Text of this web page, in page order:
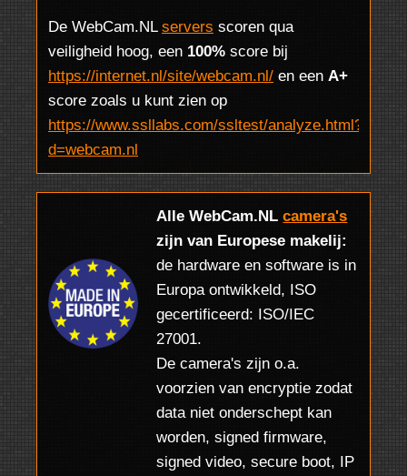
De WebCam.NL servers scoren qua
veiligheid hoog, een 100% score bij
https://internet.nl/site/webcam.nl/ en een A+
score zoals u kunt zien op
https://www.ssllabs.com/ssltest/analyze.html?
d=webcam.nl
Alle WebCam.NLcamera's
zijn van Europese makelij:
de hardware en software is in
Europa ontwikkeld, ISO
gecertificeerd: ISO/IEC
27001.
De camera's zijn o.a.
voorzien van encryptie zodat
data niet onderschept kan
worden, signed firmware,
signed video, secure boot, IP